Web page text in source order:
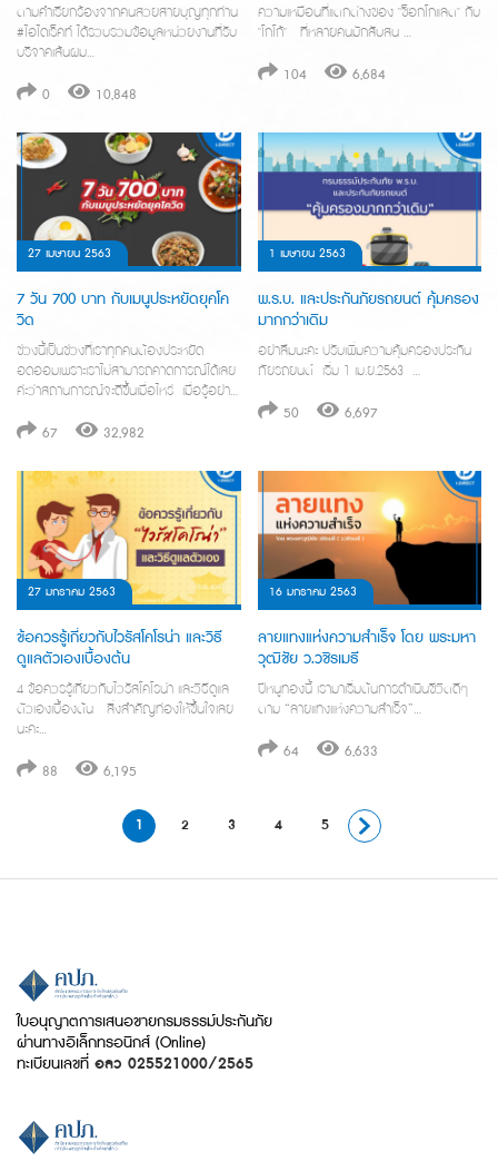
ตามคำเรียกร้องจากคนสวยสายบุญทุกท่าน
#ไอไดเร็คท์ ได้รวบรวมข้อมูลหน่วยงานที่รับ
บริจาคเส้นผม…
0 10,848
ความเหมือนที่แตกต่างของ "ช็อกโกแลต" กับ
"โกโก้" ที่หลายคนมักสับสน …
104 6,684
27 เมษายน 2563
7 วัน 700 บาท กับเมนูประหยัดยุคโค
วิด
ช่วงนี้เป็นช่วงที่เราทุกคนต้องประหยัด
อดออมเพราะเราไม่สามารถคาดการณ์ได้เลย
ค่ะว่าสถานการณ์จะดีขึ้นเมื่อไหร่ เมื่อรู้อย่าง
เองและครอบครัวจึงสำคัญมากค่ะ…
67 32,982
1 เมษายน 2563
พ.ร.บ. และประกันภัยรถยนต์ คุ้มครอง
มากกว่าเดิม
อย่าลืมนะคะ ปรับเพิ่มความคุ้มครองประกัน
ภัยรถยนต์ เริ่ม 1 เม.ย.2563 …
50 6,697
27 มกราคม 2563
ข้อควรรู้เกี่ยวกับไวรัสโคโรน่า และวิธี
ดูแลตัวเองเบื้องต้น
4 ข้อควรรู้เกี่ยวกับไวรัสโคโรน่า และวิธีดูแล
ตัวเองเบื้องต้น สิ่งสำคัญท่องให้ขึ้นใจเลย
นะคะ…
88 6,195
16 มกราคม 2563
ลายแทงแห่งความสำเร็จ โดย พระมหา
วุฒิชัย ว.วชิรเมธี
ปีหนูทองนี้ เรามาเริ่มต้นการดำเนินชีวิตดีๆ
ตาม “ลายแทงแห่งความสำเร็จ”…
64 6,633
1 2 3 4 5
ใบอนุญาตการเสนอขายกรมธรรม์ประกันภัย
ผ่านทางอิเล็กทรอนิกส์ (Online)
ทะเบียนเลขที่ อลว 025521000/2565